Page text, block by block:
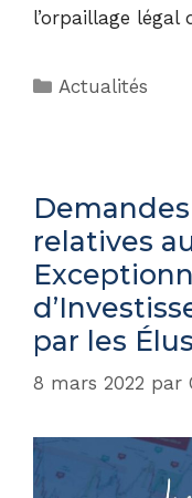
l’orpaillage légal
Actualités
relatives
par les
8 mars 2022 par